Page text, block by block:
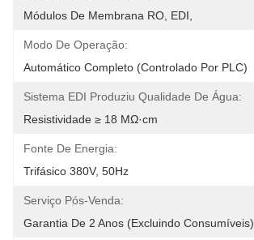
Módulos De Membrana RO, EDI,
Modo De Operação:
Automático Completo (controlado Por PLC)
Sistema EDI Produziu Qualidade De Água:
Resistividade ≥ 18 MΩ·cm
Fonte De Energia:
Trifásico 380V, 50Hz
Serviço Pós-Venda:
Garantia De 2 Anos (excluindo Consumíveis)